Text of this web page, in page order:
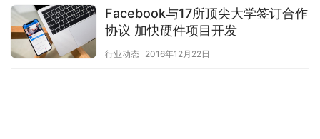
Facebook与17所顶尖大学签订合作
协议 加快硬件项目开发
行业动态 2016年12月22日